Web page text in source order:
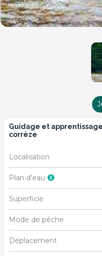
guidage et apprentissage de la pêche à la mouche en
corrèze
Localisation
Plan d'eau
Superficie
Mode de pêche
Déplacement